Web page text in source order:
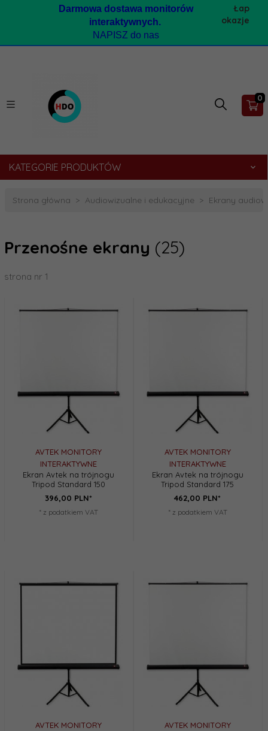
Darmowa dostawa monitorów
interaktywnych.
NAPISZ do nas
Łap
okazje
0
KATEGORIE PRODUKTÓW
Strona główna Audiowizualne i edukacyjne Ekrany
Przenośne ekrany (25)
strona nr 1
AVTEK MONITORY
INTERAKTYWNE
Ekran Avtek na trójnogu
Tripod Standard 150
396,00 PLN*
* z podatkiem VAT
AVTEK MONITORY
INTERAKTYWNE
Ekran Avtek na trójnogu
Tripod Standard 175
462,00 PLN*
* z podatkiem VAT
AVTEK MONITORY
AVTEK MONITORY